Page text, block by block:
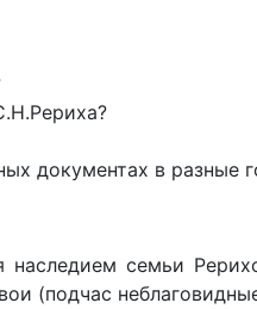
документах в разные
семьи
(подчас